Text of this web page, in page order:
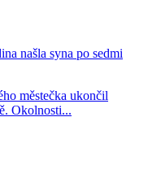
našla syna po sedmi
městečka ukončil
Okolnosti...